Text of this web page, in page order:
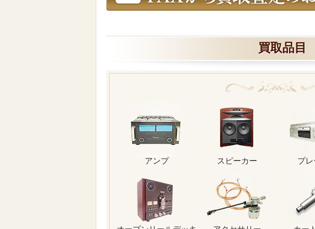
買取品目
アンプ スピーカー プ